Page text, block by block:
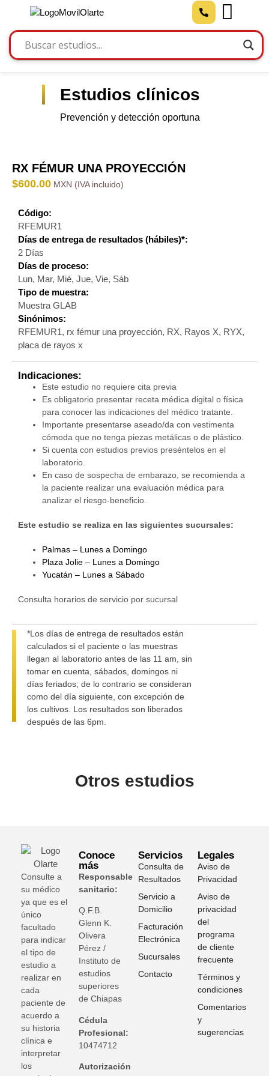
Estudios clínicos
Prevención y detección oportuna
RX FÉMUR UNA PROYECCIÓN
$600.00
Código:
RFEMUR1
Días de entrega de resultados (hábiles)*:
2 Días
Días de proceso:
Lun, Mar, Mié, Jue, Vie, Sáb
Tipo de muestra:
Muestra GLAB
Sinónimos:
RFEMUR1, rx fémur una proyección, RX, Rayos X, RYX,
placa de rayos x
Indicaciones:
Este estudio no requiere cita previa
Es obligatorio presentar receta médica digital o física
para conocer las indicaciones del médico tratante.
Importante presentarse aseado/da con vestimenta
cómoda que no tenga piezas metálicas o de plástico.
Si cuenta con estudios previos preséntelos en el
laboratorio.
En caso de sospecha de embarazo, se recomienda a
la paciente realizar una evaluación médica para
analizar el riesgo-beneficio.
Este estudio se realiza en las siguientes sucursales:
Palmas – Lunes a Domingo
Plaza Jolie – Lunes a Domingo
Yucatán – Lunes a Sábado
Consulta horarios de servicio por sucursal
*Los días de entrega de resultados están
calculados si el paciente o las muestras
llegan al laboratorio antes de las 11 am, sin
tomar en cuenta, sábados, domingos ni
días feriados; de lo contrario se consideran
como del día siguiente, con excepción de
los cultivos. Los resultados son liberados
después de las 6pm.
Otros estudios
Consulte a
su médico
ya que es el
único
facultado
para indicar
el tipo de
estudio a
realizar en
cada
paciente de
acuerdo a
su historia
clínica e
interpretar
los
Conoce
más
Responsable
sanitario:
Q.F.B.
Glenn K
Olivera
Pérez /
Instituto de
estudios
superiores
de Chiapas
Cédula
Profesional:
10474712
Autorización
Servicios
Consulta de
Resultados
Servicio a
Domicilio
Facturación
Electrónica
Sucursales
Contacto
Legales
Aviso de
Privacidad
Aviso de
privacidad
del
programa
de cliente
frecuente
Términos y
condiciones
Comentarios
y
sugerencias